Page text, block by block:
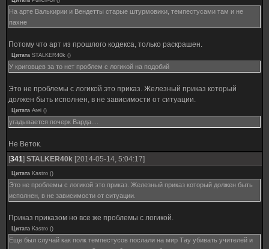
На арте Валькирии и Вендетты старые штурмовики, темпестусами там и не
пахне
Потому что арт из прошлого кодекса, только раскрашен.
Цитата STALKER40k ()
У криговцев за то нет проблем с логикой на подобий
Это не проблемы с логикой это приказ. Железный приказ который
должен быть исполнен, в не зависимости от ситуации.
Цитата Arei ()
угадывается почерк Варда....
Не Веток.
[341] STALKER40k [2014-05-14, 5:04:17]
Цитата Kastro ()
Это не проблемы с логикой это приказ. Железный приказ который должен быть
исполнен, в не зависимости от ситуации.
Приказ приказом но все же проблемы с логикой.
Цитата Kastro ()
Еще был случай как полк темпестусов послали на мир Тау убивать учителей и